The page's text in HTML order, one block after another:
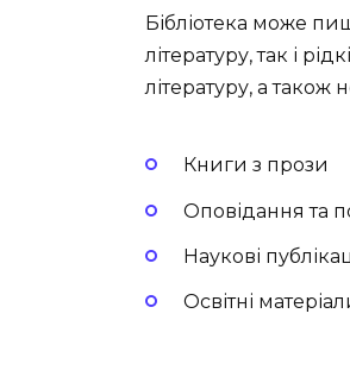
Бібліотека може
літературу, так і
літературу, а також
Книги з прози
Оповідання та
Наукові
Освітні